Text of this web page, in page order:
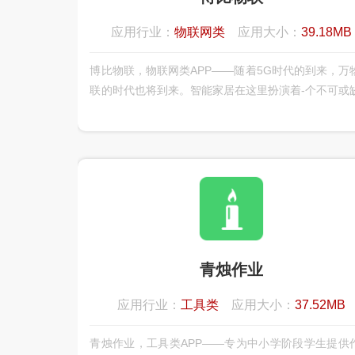
应用行业： 物联网类应用大小： 39.18MB
博比物联，物联网类APP——随着5G时代的到来，万
联的时代也将到来。智能家居在这里扮演着-个不可或
居体验，可连接家中绝大部分智能设备而，实现了各
青烛作业
应用行业： 工具类应用大小： 37.52MB
青烛作业，工具类APP——专为中小学阶段学生提供